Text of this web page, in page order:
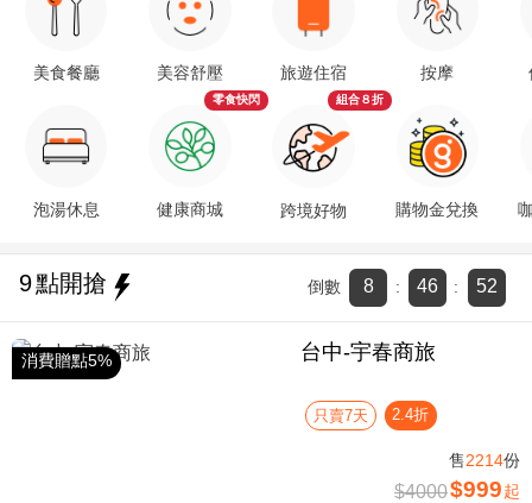
美食餐廳
泡湯休息
美容舒壓
健康商城
零食快閃
旅遊住宿
跨境好物
組合８折
按摩
購物金兌換
9點開搶 倒數 8 : 46 : 51
消費贈點5% 台中-宇春商旅
只賣7天 2.4折
售2214份
$4000$999 起